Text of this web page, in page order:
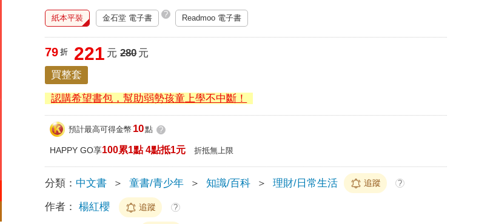
紙本平裝 金石堂 電子書 ? Readmoo 電子書
79 折 221 元 280元
買整套
認購希望書包，幫助弱勢孩童上學不中斷！
預計最高可得金幣 10點 ?
HAPPY GO享100累1點 4點抵1元 折抵無上限
分類： 中文書 ＞ 童書/青少年 ＞ 知識/百科 ＞ 理財/日常生活 追蹤 ?
作者： 楊紅櫻 追蹤 ?